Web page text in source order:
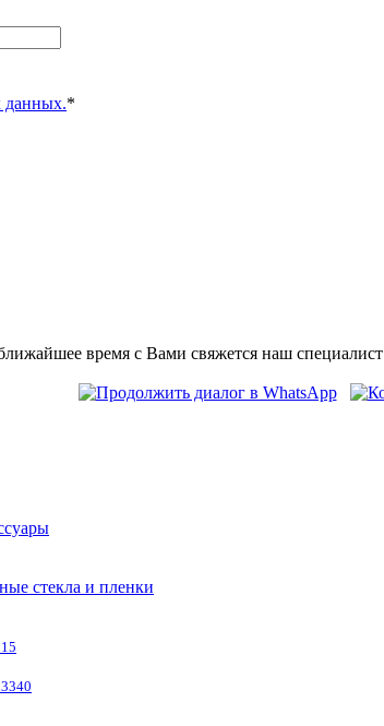
данных.*
время с Вами свяжется наш специалист
стекла и пленки
15